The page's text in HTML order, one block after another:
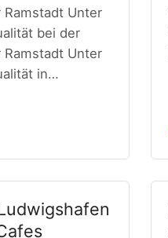
Ramstadt Unter
bei der
Ramstadt Unter
in…